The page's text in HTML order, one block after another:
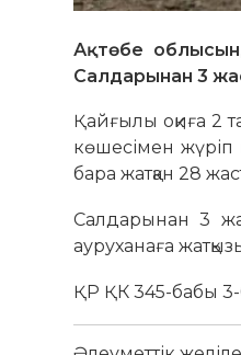
Ақтөбе
Салдарынан 3
Қайғылы оқиға 2
көшесімен жүріп
бара жатқан 28
Салдарынан 3
ауруханаға
ҚР ҚК 345-бабы 3-